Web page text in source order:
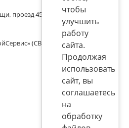
проезд 4536 владение 8, стр.10
(СВК)
чтобы
улучшить
работу
сайта.
Продолжая
использовать
сайт, вы
соглашаетесь
на
обработку